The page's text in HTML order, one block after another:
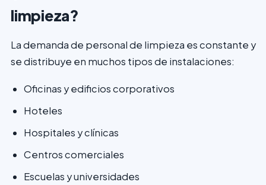
limpieza?
La demanda de personal de limpieza es constante y
se distribuye en muchos tipos de instalaciones:
Oficinas y edificios corporativos
Hoteles
Hospitales y clínicas
Centros comerciales
Escuelas y universidades